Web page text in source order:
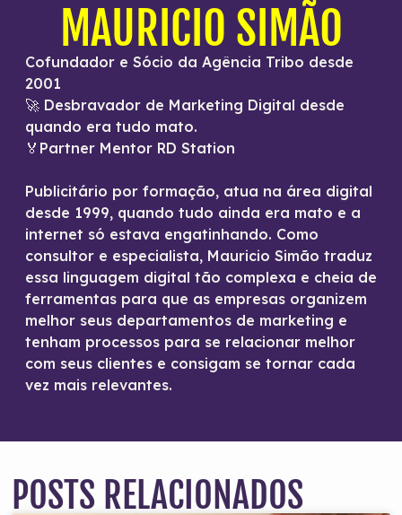
MAURICIO SIMÃO
Cofundador e Sócio da Agência Tribo desde
2001
🚀 Desbravador de Marketing Digital desde
quando era tudo mato.
🏅Partner Mentor RD Station
Publicitário por formação, atua na área digital
desde 1999, quando tudo ainda era mato e a
internet só estava engatinhando. Como
consultor e especialista, Mauricio Simão traduz
essa linguagem digital tão complexa e cheia de
ferramentas para que as empresas organizem
melhor seus departamentos de marketing e
tenham processos para se relacionar melhor
com seus clientes e consigam se tornar cada
vez mais relevantes.
POSTS RELACIONADOS